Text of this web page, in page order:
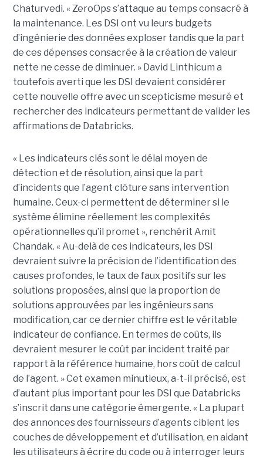
Chaturvedi. « ZeroOps s’attaque au temps consacré à
la maintenance. Les DSI ont vu leurs budgets
d’ingénierie des données exploser tandis que la part
de ces dépenses consacrée à la création de valeur
nette ne cesse de diminuer. » David Linthicum a
toutefois averti que les DSI devaient considérer
cette nouvelle offre avec un scepticisme mesuré et
rechercher des indicateurs permettant de valider les
affirmations de Databricks.
« Les indicateurs clés sont le délai moyen de
détection et de résolution, ainsi que la part
d’incidents que l’agent clôture sans intervention
humaine. Ceux-ci permettent de déterminer si le
système élimine réellement les complexités
opérationnelles qu’il promet », renchérit Amit
Chandak. « Au-delà de ces indicateurs, les DSI
devraient suivre la précision de l’identification des
causes profondes, le taux de faux positifs sur les
solutions proposées, ainsi que la proportion de
solutions approuvées par les ingénieurs sans
modification, car ce dernier chiffre est le véritable
indicateur de confiance. En termes de coûts, ils
devraient mesurer le coût par incident traité par
rapport à la référence humaine, hors coût de calcul
de l’agent. » Cet examen minutieux, a-t-il précisé, est
d’autant plus important pour les DSI que Databricks
s’inscrit dans une catégorie émergente. « La plupart
des annonces des fournisseurs d’agents ciblent les
couches de développement et d’utilisation, en aidant
les utilisateurs à écrire du code ou à interroger leurs